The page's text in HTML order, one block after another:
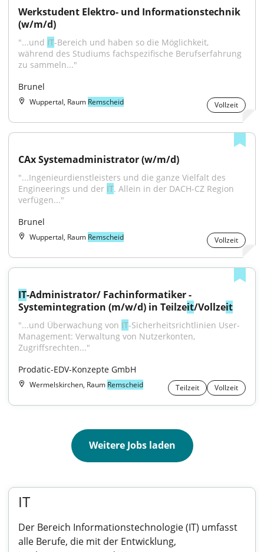
Werkstudent Elektro- und Informationstechnik
(w/m/d)
"...und IT-Bereich und haben so die Möglichkeit,
während des Studiums fachspezifische Berufserfahrung
zu sammeln..."
Brunel
Wuppertal, Raum Remscheid Vollzeit
CAx Systemadministrator (w/m/d)
"...Ingenieurdienstleisters und die ganze Vielfalt des
Engineerings und der IT. Allein in der DACH-CZ Region
verfügen..."
Brunel
Wuppertal, Raum Remscheid Vollzeit
IT-Administrator/ Fachinformatiker -
Systemintegration (m/w/d) in Teilzeit/Vollzeit
"...und Überwachung von IT-Sicherheitsrichtlinien User-
Management: Verwaltung von Nutzerkonten,
Zugriffsrechten..."
Prodatic-EDV-Konzepte GmbH
Wermelskirchen, Raum Remscheid Teilzeit Vollzeit
Weitere Jobs laden
IT
Der Bereich Informationstechnologie (IT) umfasst
alle Berufe, die mit der Entwicklung,